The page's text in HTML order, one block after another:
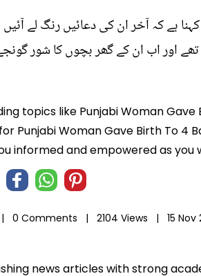
کہ آخر ان کی دعائیں رنگ لے آئیں
اور اب ان کے گھر بچوں کا شور
topics like Punjabi Woman
Punjabi Woman Gave Birth To 4
informed and empowered as
| 0 Comments | 2104 Views | 15 Nov
news articles with strong